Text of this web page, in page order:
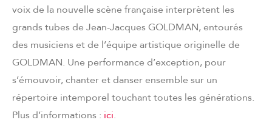
voix de la nouvelle scène française interprètent les
grands tubes de Jean-Jacques GOLDMAN, entourés
des musiciens et de l’équipe artistique originelle de
GOLDMAN. Une performance d’exception, pour
s’émouvoir, chanter et danser ensemble sur un
répertoire intemporel touchant toutes les générations.
Plus d’informations : ici.